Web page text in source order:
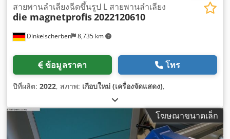
Dinkelscherben 8,735 km
สายพานลำเลียงฉีดขึ้นรูป L สายพานลำเลียง
die magnetprofis2022120610
ข้อมูลราคา โทร
ปีที่ผลิต: 2022, สภาพ: เกือบใหม่ (เครื่องจัดแสดง),
โฆษณาขนาดเล็ก